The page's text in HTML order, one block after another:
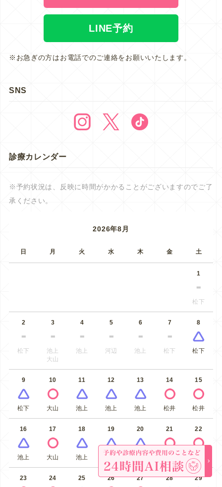
LINE予約
※お急ぎの方はお電話でのご連絡をお願いいたします。
SNS
診療カレンダー
※予約状況は、反映に時間がかかることがございますのでご了
承ください。
2026年8月
日 月 火 水 木 金 土
1
松下
2
松下
3
池上
大山
4
池上
5
河辺
6
池上
7
松下
8
松下
9
松下
10
大山
11
池上
12
池上
13
池上
14
松井
15
松井
16
池上
17
大山
18
池上
19
河辺
20
池上
21
松井
22
松下
23 24 25 26 27 28 29